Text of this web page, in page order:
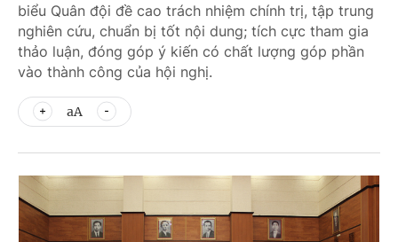
biểu Quân đội đề cao trách nhiệm chính trị, tập trung
nghiên cứu, chuẩn bị tốt nội dung; tích cực tham gia
thảo luận, đóng góp ý kiến có chất lượng góp phần
vào thành công của hội nghị.
aA